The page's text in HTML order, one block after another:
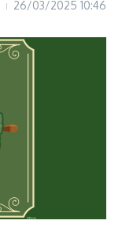
26/03/2025 10:46